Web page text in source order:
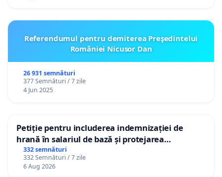
Referendumul pentru demiterea Preşedintelui
României Nicusor Dan
26 931 semnături
377 Semnături / 7 zile
4 Jun 2025
Petiție pentru includerea indemnizației de
hrană în salariul de bază și protejarea
gradațiilor de vechime pentru asistenții
personali
332 semnături
332 Semnături / 7 zile
6 Aug 2026